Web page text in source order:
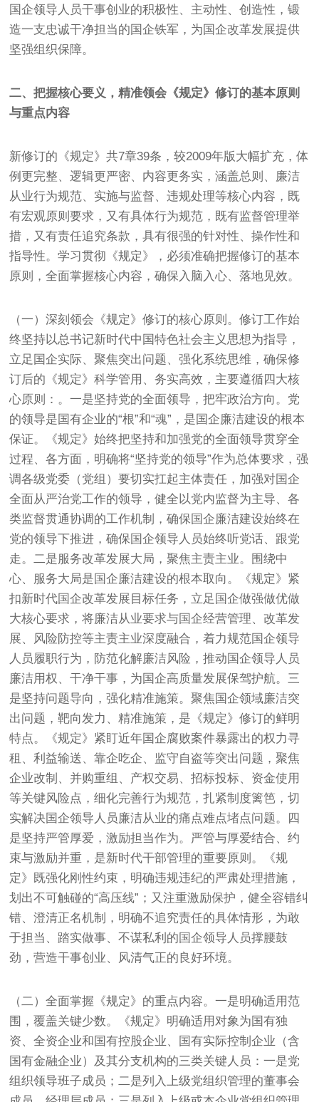
国企领导人员干事创业的积极性、主动性、创造性，锻
造一支忠诚干净担当的国企铁军，为国企改革发展提供
坚强组织保障。
二、把握核心要义，精准领会《规定》修订的基本原则
与重点内容
新修订的《规定》共7章39条，较2009年版大幅扩充，体
例更完整、逻辑更严密、内容更务实，涵盖总则、廉洁
从业行为规范、实施与监督、违规处理等核心内容，既
有宏观原则要求，又有具体行为规范，既有监督管理举
措，又有责任追究条款，具有很强的针对性、操作性和
指导性。学习贯彻《规定》，必须准确把握修订的基本
原则，全面掌握核心内容，确保入脑入心、落地见效。
（一）深刻领会《规定》修订的核心原则。修订工作始
终坚持以总书记新时代中国特色社会主义思想为指导，
立足国企实际、聚焦突出问题、强化系统思维，确保修
订后的《规定》科学管用、务实高效，主要遵循四大核
心原则：。一是坚持党的全面领导，把牢政治方向。党
的领导是国有企业的“根”和“魂”，是国企廉洁建设的根本
保证。《规定》始终把坚持和加强党的全面领导贯穿全
过程、各方面，明确将“坚持党的领导”作为总体要求，强
调各级党委（党组）要切实扛起主体责任，加强对国企
全面从严治党工作的领导，健全以党内监督为主导、各
类监督贯通协调的工作机制，确保国企廉洁建设始终在
党的领导下推进，确保国企领导人员始终听党话、跟党
走。二是服务改革发展大局，聚焦主责主业。围绕中
心、服务大局是国企廉洁建设的根本取向。《规定》紧
扣新时代国企改革发展目标任务，立足国企做强做优做
大核心要求，将廉洁从业要求与国企经营管理、改革发
展、风险防控等主责主业深度融合，着力规范国企领导
人员履职行为，防范化解廉洁风险，推动国企领导人员
廉洁用权、干净干事，为国企高质量发展保驾护航。三
是坚持问题导向，强化精准施策。聚焦国企领域廉洁突
出问题，靶向发力、精准施策，是《规定》修订的鲜明
特点。《规定》紧盯近年国企腐败案件暴露出的权力寻
租、利益输送、靠企吃企、监守自盗等突出问题，聚焦
企业改制、并购重组、产权交易、招标投标、资金使用
等关键风险点，细化完善行为规范，扎紧制度篱笆，切
实解决国企领导人员廉洁从业的痛点难点堵点问题。四
是坚持严管厚爱，激励担当作为。严管与厚爱结合、约
束与激励并重，是新时代干部管理的重要原则。《规
定》既强化刚性约束，明确违规违纪的严肃处理措施，
划出不可触碰的“高压线”；又注重激励保护，健全容错纠
错、澄清正名机制，明确不追究责任的具体情形，为敢
于担当、踏实做事、不谋私利的国企领导人员撑腰鼓
劲，营造干事创业、风清气正的良好环境。
（二）全面掌握《规定》的重点内容。一是明确适用范
围，覆盖关键少数。《规定》明确适用对象为国有独
资、全资企业和国有控股企业、国有实际控制企业（含
国有金融企业）及其分支机构的三类关键人员：一是党
组织领导班子成员；二是列入上级党组织管理的董事会